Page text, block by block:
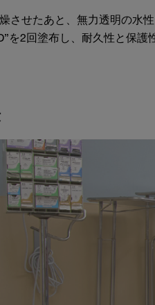
させたあと、無力透明の水
を2回塗布し、耐久性と保護